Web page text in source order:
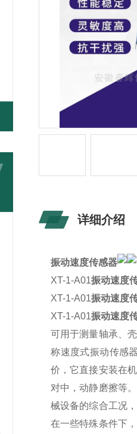
详细介绍
振动速度传感器
XT-1-A01振动速度
XT-1-A01振动速度
XT-1-A01振动速度
可用于测量轴承、
称速度式振动传感
价，它直接安装在
对中，动静磨擦等
械设备的综合工况
在一些特殊条件下